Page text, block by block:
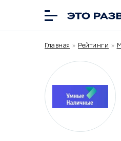
Главная » Рейтинги »